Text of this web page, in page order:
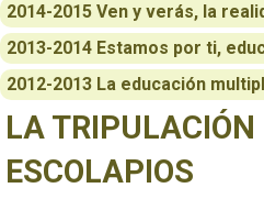
2014-2015 Ven y verás, la
2013-2014 Estamos por ti,
2012-2013 La educación
LA
ESCOLAPIOS